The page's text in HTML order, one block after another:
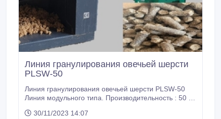
Линия гранулирования овечьей шерсти
PLSW-50
Линия гранулирования овечьей шерсти PLSW-50
Линия модульного типа. Производительность : 50 кг
SG3048(производительность 47-53 кг/ч)-1 штука
30/11/2023 14:07